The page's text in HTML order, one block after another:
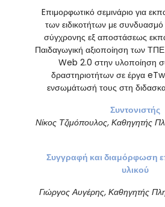
Eπιμορφωτικό σεμινάριο για
των ειδικοτήτων με
σύγχρονης εξ αποστάσεως
Παιδαγωγική αξιοποίηση των
Web 2.0 στην υλοποίηση
δραστηριοτήτων σε έργα
ενσωμάτωσή τους στη
Συντονιστής
Νίκος Τζιμόπουλος, Καθηγητής
Συγγραφή και διαμόρφωση
υλικού
Γιώργος Αυγέρης, Καθηγητής